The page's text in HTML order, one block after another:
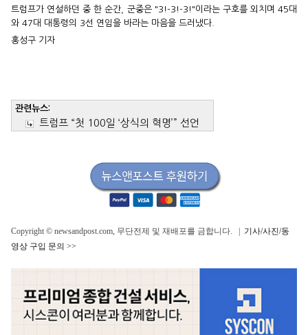
트럼프가 연설하던 중 한 순간, 군중은 "3!-3!-3!"이라는 구호를 외치며 45대
와 47대 대통령의 3선 연임을 바라는 마음을 드러냈다.
홍성구 기자
관련뉴스:
트럼프 “첫 100일 ‘상식의 혁명’” 선언
Copyright © newsandpost.com, 무단전제 및 재배포를 금합니다. | 기사/사진/동
영상 구입 문의 >>